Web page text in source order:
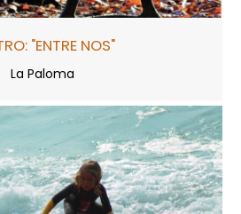
"ENTRE NOS"
La Paloma